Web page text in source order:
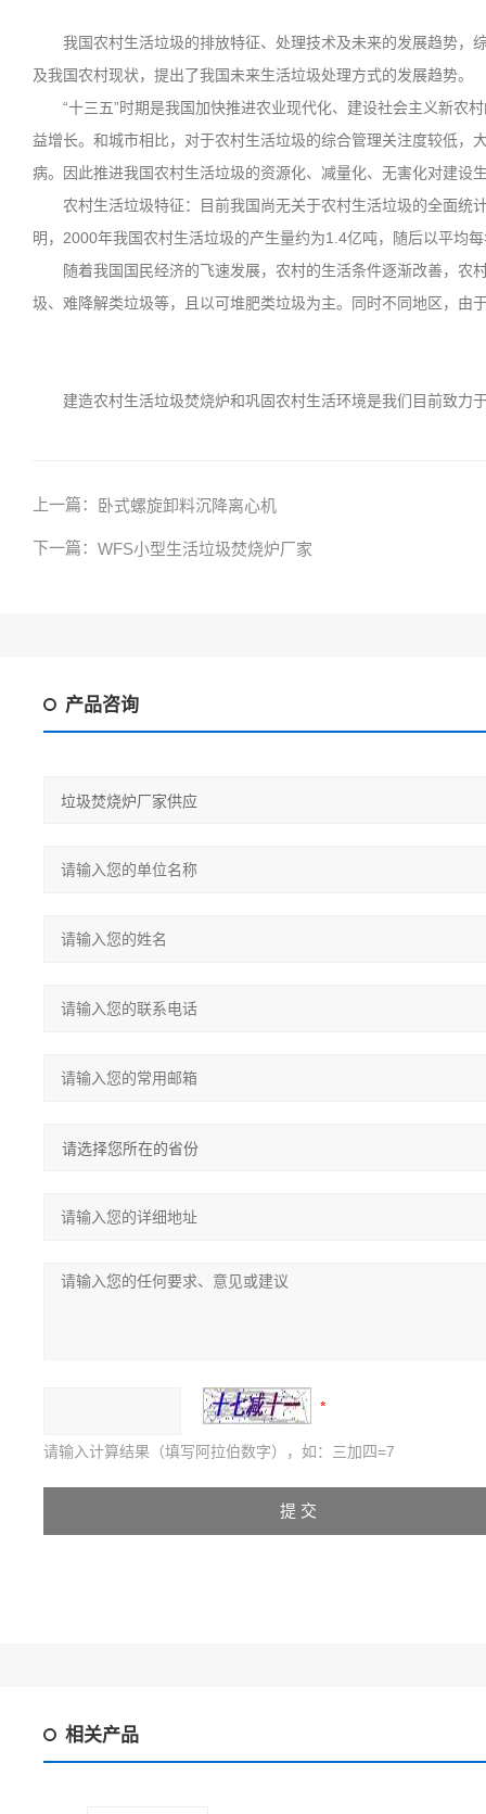
我国农村生活垃圾的排放特征、处理技术及未来的发展趋势，
及我国农村现状，提出了我国未来生活垃圾处理方式的发展趋势。
“十三五”时期是我国加快推进农业现代化、建设社会主义新农
益增长。和城市相比，对于农村生活垃圾的综合管理关注度较低
病。因此推进我国农村生活垃圾的资源化、减量化、无害化对建设
农村生活垃圾特征：目前我国尚无关于农村生活垃圾的全面统
明，2000年我国农村生活垃圾的产生量约为1.4亿吨，随后以平均
随着我国国民经济的飞速发展，农村的生活条件逐渐改善，农
圾、难降解类垃圾等，且以可堆肥类垃圾为主。同时不同地区，由
建造农村生活垃圾焚烧炉和巩固农村生活环境是我们目前致力
上一篇： 卧式螺旋卸料沉降离心机
下一篇： WFS小型生活垃圾焚烧炉厂家
产品咨询
请输入计算结果（填写阿拉伯数字），如：三加四=7
相关产品